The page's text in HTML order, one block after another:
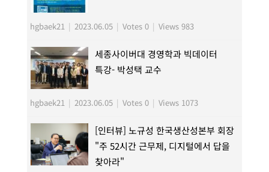
hgbaek21 | 2023.06.05 | Votes 0 | Views 983
세종사이버대 경영학과 빅데이터
특강- 박성택 교수
hgbaek21 | 2023.06.05 | Votes 0 | Views 1073
[인터뷰] 노규성 한국생산성본부 회장
"주 52시간 근무제, 디지털에서 답을
찾아라"